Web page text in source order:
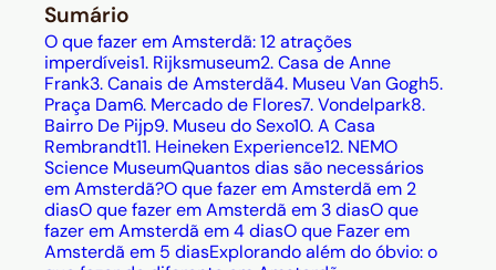
Sumário
O que fazer em Amsterdã: 12 atrações
imperdíveis1. Rijksmuseum2. Casa de Anne
Frank3. Canais de Amsterdã4. Museu Van Gogh5.
Praça Dam6. Mercado de Flores7. Vondelpark8.
Bairro De Pijp9. Museu do Sexo10. A Casa
Rembrandt11. Heineken Experience12. NEMO
Science MuseumQuantos dias são necessários
em Amsterdã?O que fazer em Amsterdã em 2
diasO que fazer em Amsterdã em 3 diasO que
fazer em Amsterdã em 4 diasO que Fazer em
Amsterdã em 5 diasExplorando além do óbvio: o